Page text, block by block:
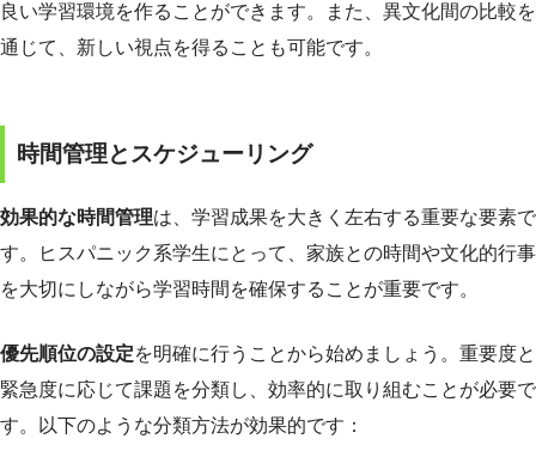
良い学習環境を作ることができます。また、異文化間の比較を
通じて、新しい視点を得ることも可能です。
時間管理とスケジューリング
効果的な時間管理は、学習成果を大きく左右する重要な要素で
す。ヒスパニック系学生にとって、家族との時間や文化的行事
を大切にしながら学習時間を確保することが重要です。
優先順位の設定を明確に行うことから始めましょう。重要度と
緊急度に応じて課題を分類し、効率的に取り組むことが必要で
す。以下のような分類方法が効果的です：